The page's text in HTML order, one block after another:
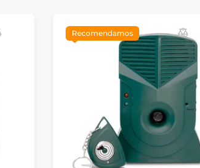
Recomendamos